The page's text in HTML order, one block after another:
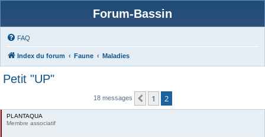
Forum-Bassin
FAQ
Index du forum Faune Maladies
Petit "UP"
18 messages Précédente
1 2
PLANTAQUA
Membre associatif